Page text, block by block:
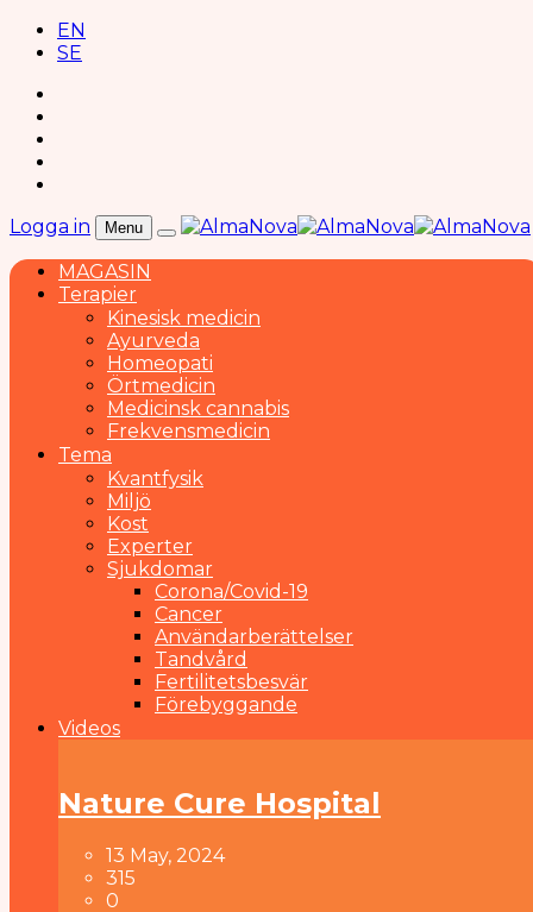
EN
SE
Logga in Menu
MAGASIN
Terapier
Kinesisk medicin
Ayurveda
Homeopati
Örtmedicin
Medicinsk cannabis
Frekvensmedicin
Tema
Kvantfysik
Miljö
Kost
Experter
Sjukdomar
Corona/Covid-19
Cancer
Användarberättelser
Tandvård
Fertilitetsbesvär
Förebyggande
Videos
Nature Cure Hospital
13 May, 2024
315
0